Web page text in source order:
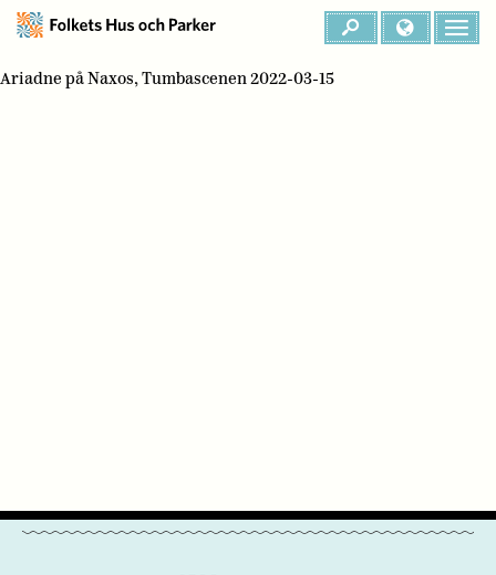
Ariadne på Naxos, Tumbascenen 2022-03-15